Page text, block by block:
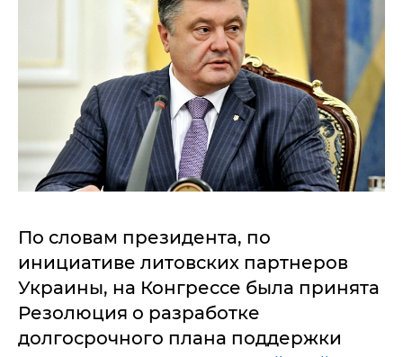
По словам президента, по
инициативе литовских партнеров
Украины, на Конгрессе была принята
Резолюция о разработке
долгосрочного плана поддержки